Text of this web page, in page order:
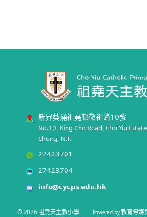
新界葵涌祖堯邨敬祖路10號
No.10, King Cho Road, Cho Yiu
Chung, N.T.
27423701
27423704
info@cycps.edu.hk
© 2026祖堯天主教小學. Powered by 教育傳媒